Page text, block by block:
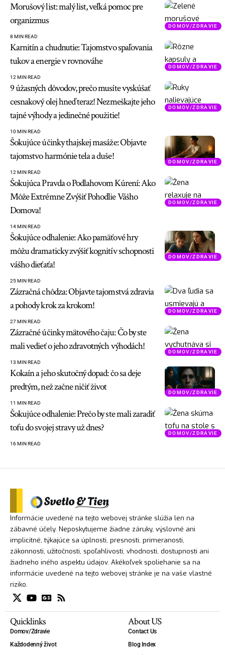
DOMOV/ZDRAVIE
Morušový list: malý list, veľká pomoc pre
organizmus
8 MIN READ
DOMOV/ZDRAVIE
Karnitín a chudnutie: Tajomstvo spaľovania
tukov a energie v rovnováhe
12 MIN READ
DOMOV/ZDRAVIE
9 úžasných dôvodov, prečo musíte vyskúšať
cesnakový olej hneď teraz! Nezmeškajte jeho
tajné výhody a jedinečné použitie!
10 MIN READ
DOMOV/ZDRAVIE
Šokujúce účinky thajskej masáže: Objavte
tajomstvo harmónie tela a duše!
12 MIN READ
DOMOV/ZDRAVIE
Šokujúca Pravda o Podlahovom Kúrení: Ako
Môže Extrémne Zvýšiť Pohodlie Vášho
Domova!
14 MIN READ
DOMOV/ZDRAVIE
Šokujúce odhalenie: Ako pamäťové hry
môžu dramaticky zvýšiť kognitív schopnosti
vášho dieťaťa!
25 MIN READ
DOMOV/ZDRAVIE
Zázračná chôdza: Objavte tajomstvá zdravia
a pohody krok za krokom!
27 MIN READ
DOMOV/ZDRAVIE
Zázračné účinky mätového čaju: Čo by ste
mali vedieť o jeho zdravotných výhodách!
13 MIN READ
DOMOV/ZDRAVIE
Kokaín a jeho skutočný dopad: čo sa deje
predtým, než začne ničiť život
11 MIN READ
DOMOV/ZDRAVIE
Šokujúce odhalenie: Prečo by ste mali zaradiť
tofu do svojej stravy už dnes?
16 MIN READ
Informácie uvedené na tejto webovej stránke slúžia len na
zábavné účely. Neposkytujeme žiadne záruky, výslovné ani
implicitné, týkajúce sa úplnosti, presnosti, primeranosti,
zákonnosti, užitočnosti, spoľahlivosti, vhodnosti, dostupnosti ani
žiadneho iného aspektu údajov. Akékoľvek spoliehanie sa na
informácie uvedené na tejto webovej stránke je na vaše vlastné
riziko.
Quicklinks
Domov/Zdravie
Každodenný život
About US
Contact Us
Blog Index